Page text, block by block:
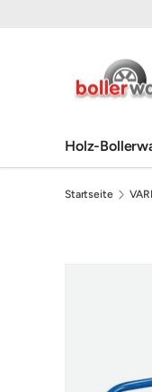
Holz-
Startseite